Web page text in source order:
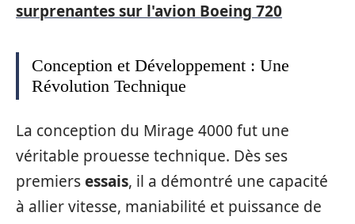
surprenantes sur l'avion Boeing 720
Conception et Développement : Une
Révolution Technique
La conception du Mirage 4000 fut une
véritable prouesse technique. Dès ses
premiersessais, il a démontré une capacité
à allier vitesse, maniabilité et puissance de